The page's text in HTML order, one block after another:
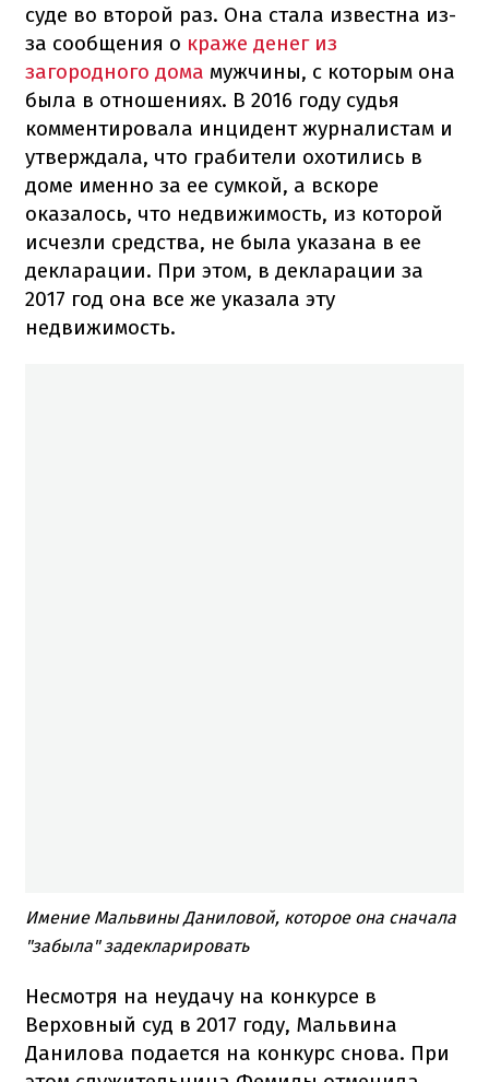
суде во второй раз. Она стала известна из-
за сообщения о краже денег из
загородного дома мужчины, с которым она
была в отношениях. В 2016 году судья
комментировала инцидент журналистам и
утверждала, что грабители охотились в
доме именно за ее сумкой, а вскоре
оказалось, что недвижимость, из которой
исчезли средства, не была указана в ее
декларации. При этом, в декларации за
2017 год она все же указала эту
недвижимость.
Имение Мальвины Даниловой, которое она сначала
"забыла" задекларировать
Несмотря на неудачу на конкурсе в
Верховный суд в 2017 году, Мальвина
Данилова подается на конкурс снова. При